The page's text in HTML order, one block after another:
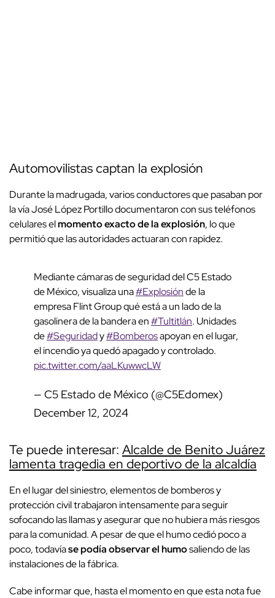
Automovilistas captan la explosión
Durante la madrugada, varios conductores que pasaban por
la vía José López Portillo documentaron con sus teléfonos
celulares elmomento exacto de la explosión, lo que
permitió que las autoridades actuaran con rapidez.
Mediante cámaras de seguridad del C5 Estado
de México, visualiza una#Explosiónde la
empresa Flint Group qué está a un lado de la
gasolinera de la bandera en#Tultitlán. Unidades
de#Seguridady#Bomberosapoyan en el lugar,
el incendio ya quedó apagado y controlado.
pic.twitter.com/aaLKuwwcLW
— C5 Estado de México (@C5Edomex)
December 12, 2024
Te puede interesar: Alcalde de Benito Juárez
lamenta tragedia en deportivo de la alcaldía
En el lugar del siniestro, elementos de bomberos y
protección civil trabajaron intensamente para seguir
sofocando las llamas y asegurar que no hubiera más riesgos
para la comunidad. A pesar de que el humo cedió poco a
poco, todavíase podía observar el humosaliendo de las
instalaciones de la fábrica.
Cabe informar que, hasta el momento en que esta nota fue